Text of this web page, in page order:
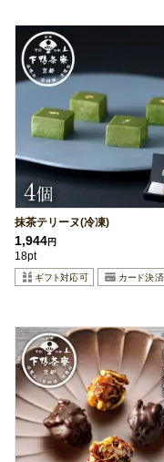
抹茶テリーヌ(冷凍)
1,944円
18pt